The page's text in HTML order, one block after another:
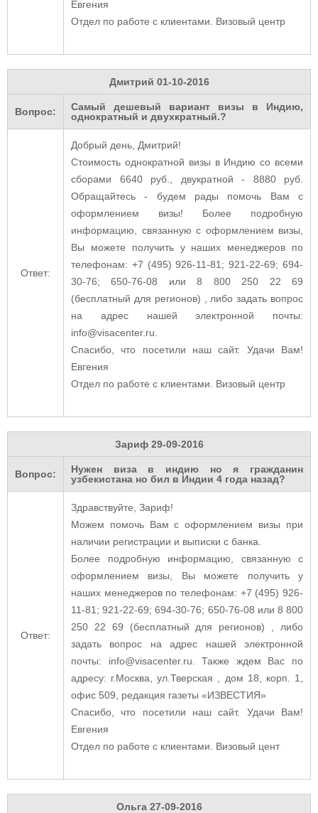
Евгения
Отдел по работе с клиентами. Визовый центр
Дмитрий 01-10-2016
Вопрос:
Самый дешевый вариант визы в Индию,
однократный и двухкратный.?
Ответ:
Добрый день, Дмитрий!
Стоимость однократной визы в Индию со всеми
сборами 6640 руб., двукратной - 8880 руб.
Обращайтесь - будем рады помочь Вам с
оформлением визы! Более подробную
информацию, связанную с оформлением визы,
Вы можете получить у наших менеджеров по
телефонам: +7 (495) 926-11-81; 921-22-69; 694-
30-76; 650-76-08 или 8 800 250 22 69
(бесплатный для регионов) , либо задать вопрос
на адрес нашей электронной почты:
info@visacenter.ru.
Спасибо, что посетили наш сайт. Удачи Вам!
Евгения
Отдел по работе с клиентами. Визовый центр
Зариф 29-09-2016
Вопрос:
Нужен виза в индию но я гражданин
узбекистана но бил в Индии 4 года назад?
Ответ:
Здравствуйте, Зариф!
Можем помочь Вам с оформлением визы при
наличии регистрации и выписки с банка.
Более подробную информацию, связанную с
оформлением визы, Вы можете получить у
наших менеджеров по телефонам: +7 (495) 926-
11-81; 921-22-69; 694-30-76; 650-76-08 или 8 800
250 22 69 (бесплатный для регионов) , либо
задать вопрос на адрес нашей электронной
почты: info@visacenter.ru. Также ждем Вас по
адресу: г.Москва, ул.Тверская , дом 18, корп. 1,
офис 509, редакция газеты «ИЗВЕСТИЯ»
Спасибо, что посетили наш сайт. Удачи Вам!
Евгения
Отдел по работе с клиентами. Визовый цент
Ольга 27-09-2016